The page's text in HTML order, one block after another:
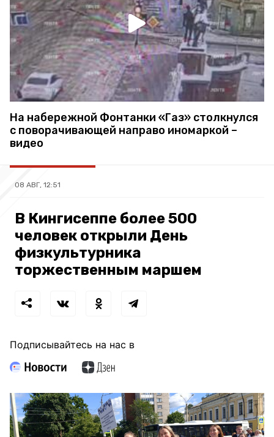
На набережной Фонтанки «Газ» столкнулся
с поворачивающей направо иномаркой –
видео
08 АВГ, 12:51
В Кингисеппе более 500
человек открыли День
физкультурника
торжественным маршем
Подписывайтесь на нас в